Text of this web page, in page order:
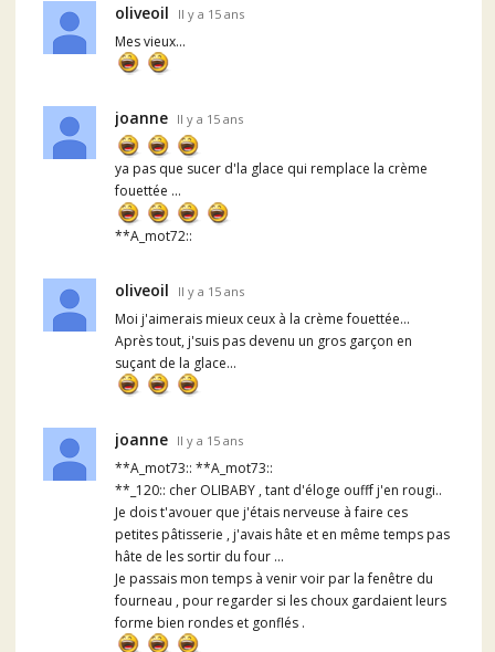
oliveoil Il y a 15 ans
Mes vieux...
joanne Il y a 15 ans
ya pas que sucer d'la glace qui remplace la crème
fouettée ...
**A_mot72::
oliveoil Il y a 15 ans
Moi j'aimerais mieux ceux à la crème fouettée...
Après tout, j'suis pas devenu un gros garçon en
suçant de la glace...
joanne Il y a 15 ans
**A_mot73:: **A_mot73::
**_120:: cher OLIBABY , tant d'éloge oufff j'en rougi..
Je dois t'avouer que j'étais nerveuse à faire ces
petites pâtisserie , j'avais hâte et en même temps pas
hâte de les sortir du four ...
Je passais mon temps à venir voir par la fenêtre du
fourneau , pour regarder si les choux gardaient leurs
forme bien rondes et gonflés .